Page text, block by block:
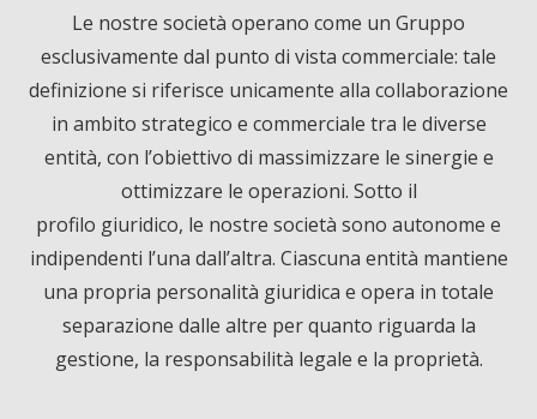
e
b
o
o
k
e
d
I
n
u
b
e
Le nostre società operano come un Gruppo
esclusivamente dal punto di vista commerciale: tale
definizione si riferisce unicamente alla collaborazione
in ambito strategico e commerciale tra le diverse
entità, con l’obiettivo di massimizzare le sinergie e
ottimizzare le operazioni. Sotto il
profilo giuridico, le nostre società sono autonome e
indipendenti l’una dall’altra. Ciascuna entità mantiene
una propria personalità giuridica e opera in totale
separazione dalle altre per quanto riguarda la
gestione, la responsabilità legale e la proprietà.